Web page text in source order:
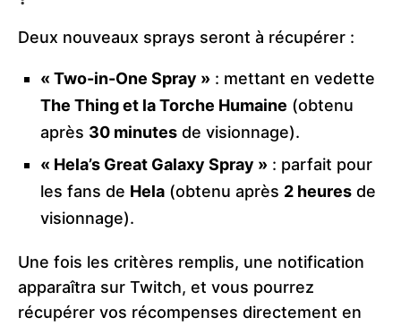
Deux nouveaux sprays seront à récupérer :
« Two-in-One Spray » : mettant en vedette
The Thing et la Torche Humaine (obtenu
après 30 minutes de visionnage).
« Hela’s Great Galaxy Spray » : parfait pour
les fans de Hela (obtenu après 2 heures de
visionnage).
Une fois les critères remplis, une notification
apparaîtra sur Twitch, et vous pourrez
récupérer vos récompenses directement en